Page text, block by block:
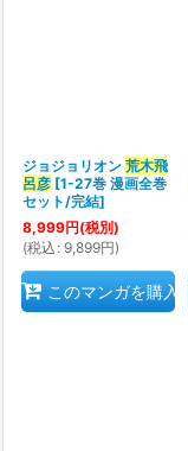
ジョジョリオン 荒木飛
呂彦 [1-27巻 漫画全巻
セット/完結]
8,999円(税別)
(税込 : 9,899円)
このマンガを購入